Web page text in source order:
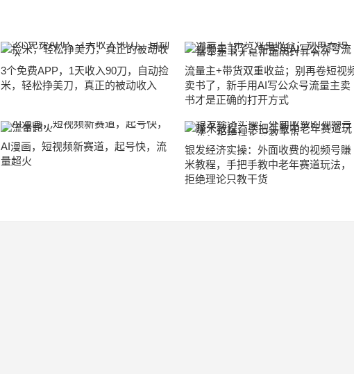
3个免费APP，1天收入90刀，自动捡
米，轻松挣美刀，真正的被动收入
流量主+带货双重收益；别再卷短视
卖书了，新手用AI写公众号流量主卖
书才是正确的打开方式
AI漫画，短视频新赛道，起号快，流
量超火
银发经济实操：外面收费的视频号賺
米教程，手把手教中老年赛道玩法，
拒绝理论只教干货